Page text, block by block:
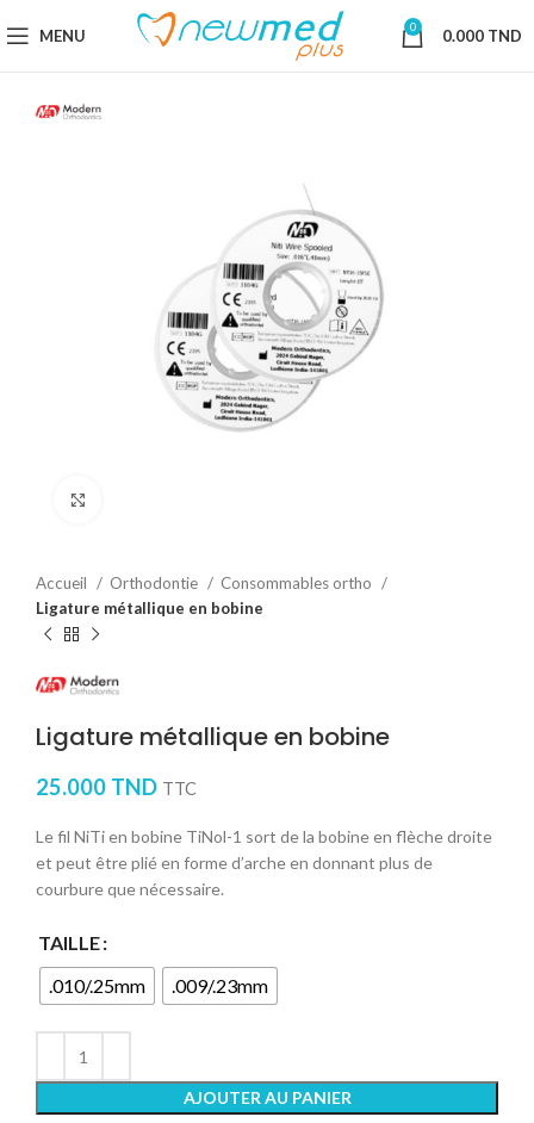
MENU 0 0.000 TND
Accueil Orthodontie
Consommables ortho
Ligature métallique en bobine
Ligature métallique en bobine
25.000 TND TTC
Le fil NiTi en bobine TiNol-1 sort de la bobine en flèche droite
et peut être plié en forme d’arche en donnant plus de
courbure que nécessaire.
TAILLE
.010/.25mm
.009/.23mm
AJOUTER AU PANIER